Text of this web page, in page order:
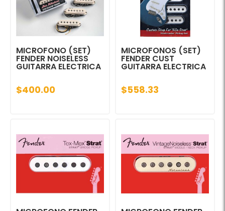
MICROFONO (SET)
FENDER NOISELESS
GUITARRA ELECTRICA
$400.00
MICROFONOS (SET)
FENDER CUST
GUITARRA ELECTRICA
$558.33